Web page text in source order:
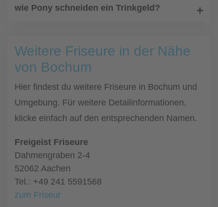
wie Pony schneiden ein Trinkgeld?
Weitere Friseure in der Nähe
von Bochum
Hier findest du weitere Friseure in Bochum und
Umgebung. Für weitere Detailinformationen,
klicke einfach auf den entsprechenden Namen.
Freigeist Friseure
Dahmengraben 2-4
52062 Aachen
Tel.: +49 241 5591568
zum Friseur